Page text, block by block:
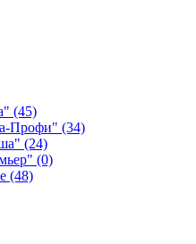
(45)
Профи" (34)
(24)
(0)
(48)